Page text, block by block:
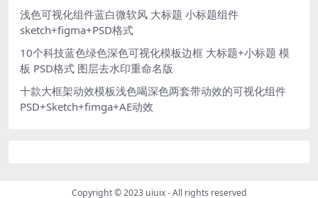
浅色可视化组件蓝白微软风 大标题 小标题组件
sketch+figma+PSD格式
10个科技蓝色绿色深色可视化模板边框 大标题+小标题 模
板 PSD格式 图层去水印重命名版
十款大框架动效模板浅色喝深色两套带动效的可视化组件
PSD+Sketch+fimga+AE动效
Copyright © 2023 uiuix- All rights reserved